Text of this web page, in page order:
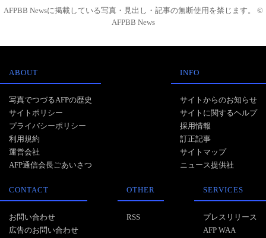
AFPBB Newsに掲載している写真・見出し・記事の無断使用を禁じます。 ©
AFPBB News
ABOUT
写真でつづるAFPの歴史
サイトポリシー
プライバシーポリシー
利用規約
運営会社
AFP通信会長ごあいさつ
INFO
サイトからのお知らせ
サイトに関するヘルプ
採用情報
訂正記事
サイトマップ
ニュース提供社
CONTACT
お問い合わせ
広告のお問い合わせ
OTHER
RSS
SERVICES
プレスリリース
AFP WAA